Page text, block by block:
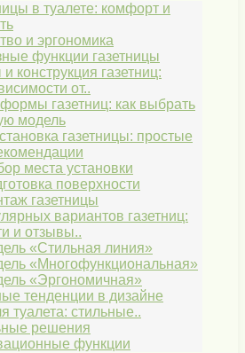
в туалете: комфорт и
и эргономика
функции газетницы
конструкция газетниц:
от..
газетниц: как выбрать
модель
газетницы: простые
места установки
поверхности
газетницы
вариантов газетниц:
и отзывы..
«Стильная линия»
«Многофункциональная»
«Эргономичная»
тенденции в дизайне
туалета: стильные..
решения
функции